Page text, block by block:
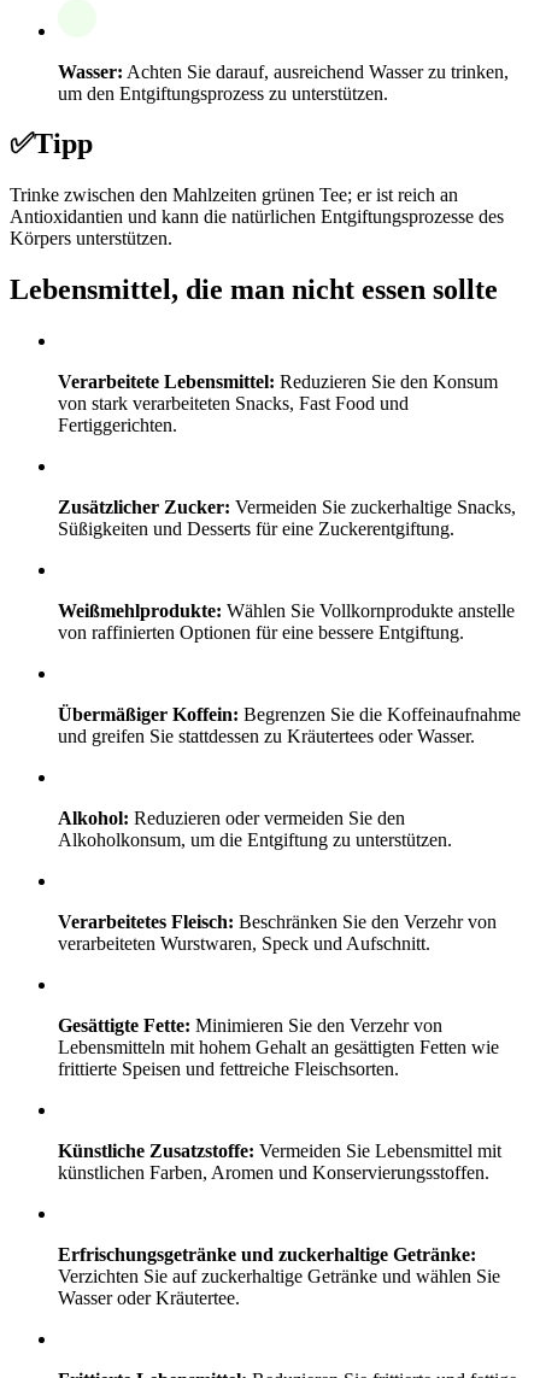
Wasser: Achten Sie darauf, ausreichend Wasser zu trinken,
um den Entgiftungsprozess zu unterstützen.
✅Tipp
Trinke zwischen den Mahlzeiten grünen Tee; er ist reich an
Antioxidantien und kann die natürlichen Entgiftungsprozesse des
Körpers unterstützen.
Lebensmittel, die man nicht essen sollte
Verarbeitete Lebensmittel: Reduzieren Sie den Konsum
von stark verarbeiteten Snacks, Fast Food und
Fertiggerichten.
Zusätzlicher Zucker: Vermeiden Sie zuckerhaltige Snacks,
Süßigkeiten und Desserts für eine Zuckerentgiftung.
Weißmehlprodukte: Wählen Sie Vollkornprodukte anstelle
von raffinierten Optionen für eine bessere Entgiftung.
Übermäßiger Koffein: Begrenzen Sie die Koffeinaufnahme
und greifen Sie stattdessen zu Kräutertees oder Wasser.
Alkohol: Reduzieren oder vermeiden Sie den
Alkoholkonsum, um die Entgiftung zu unterstützen.
Verarbeitetes Fleisch: Beschränken Sie den Verzehr von
verarbeiteten Wurstwaren, Speck und Aufschnitt.
Gesättigte Fette: Minimieren Sie den Verzehr von
Lebensmitteln mit hohem Gehalt an gesättigten Fetten wie
frittierte Speisen und fettreiche Fleischsorten.
Künstliche Zusatzstoffe: Vermeiden Sie Lebensmittel mit
künstlichen Farben, Aromen und Konservierungsstoffen.
Erfrischungsgetränke und zuckerhaltige Getränke:
Verzichten Sie auf zuckerhaltige Getränke und wählen Sie
Wasser oder Kräutertee.